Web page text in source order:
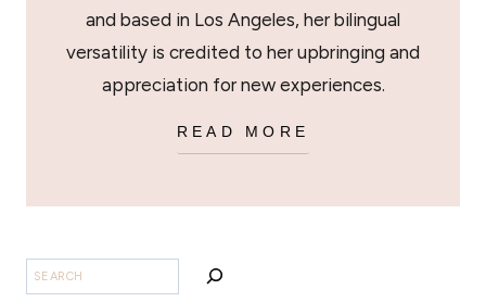
and based in Los Angeles, her bilingual
versatility is credited to her upbringing and
appreciation for new experiences.
READ MORE